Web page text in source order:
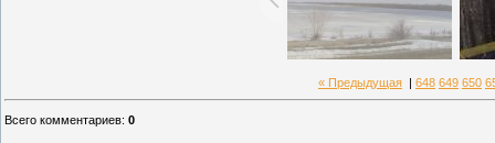
« Предыдущая 648 649 650
Всего комментариев: 0